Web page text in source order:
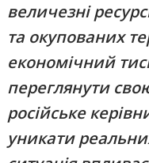
величезні
та окупованих
економічний
переглянути
російське
уникати